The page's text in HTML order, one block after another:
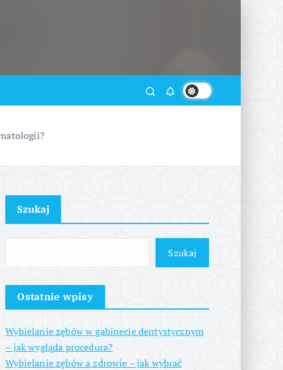
Szukaj
Szukaj
Ostatnie wpisy
Wybielanie zębów w gabinecie dentystycznym
– jak wygląda procedura?
Wybielanie zębów a zdrowie – jak wybrać